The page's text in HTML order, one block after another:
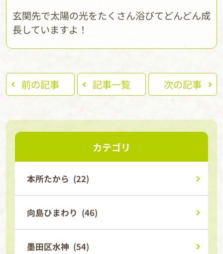
玄関先で太陽の光をたくさん浴びてどんどん成
長していますよ！
前の記事 記事一覧 次の記事
カテゴリ
本所たから (22)
向島ひまわり (46)
墨田区水神 (54)